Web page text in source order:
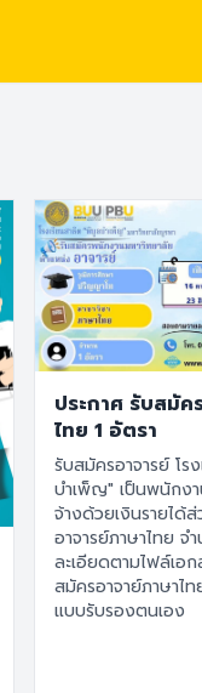
ประกาศ รับสมัค
ไทย 1 อัตรา
รับสมัครอาจารย์ โร
บำเพ็ญ" เป็นพนักง
จ้างด้วยเงินรายได้
อาจารย์ภาษาไทย จ
ละเอียดตามไฟล์เอกสาร 📄 ประ
สมัครอาจาย์ภาษาไทย 📄 ใบสมัคร
แบบรับรองตนเอง